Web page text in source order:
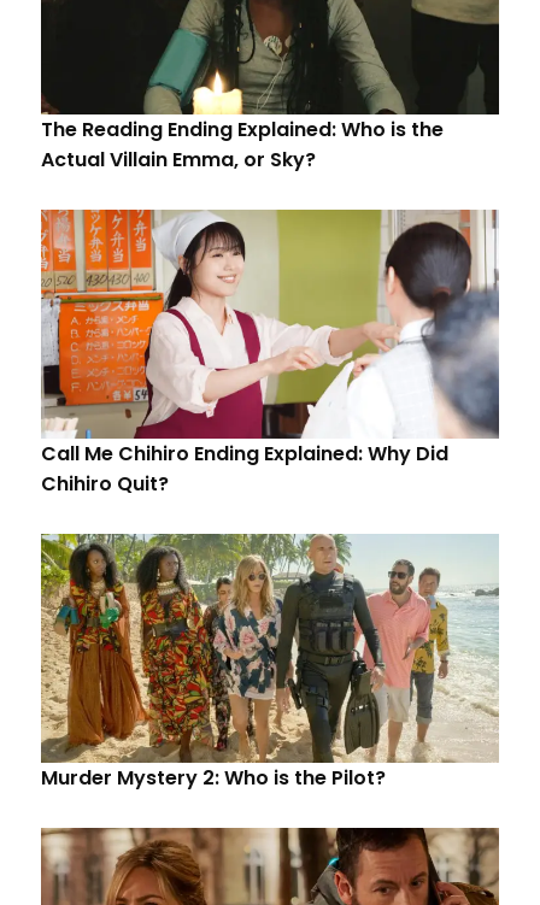
The Reading Ending Explained: Who is the
Actual Villain Emma, or Sky?
Call Me Chihiro Ending Explained: Why Did
Chihiro Quit?
Murder Mystery 2: Who is the Pilot?